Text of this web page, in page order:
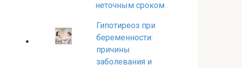
неточным сроком
Гипотиреоз при
беременности:
причины
заболевания и